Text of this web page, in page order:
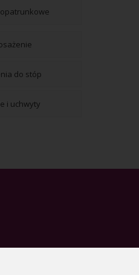
do stóp
i uchwyty